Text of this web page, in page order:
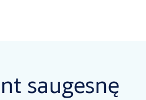
saugesnę